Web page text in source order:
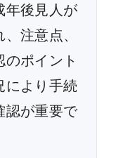
年後見人が
注意点、
ポイント
により手続
認が重要で